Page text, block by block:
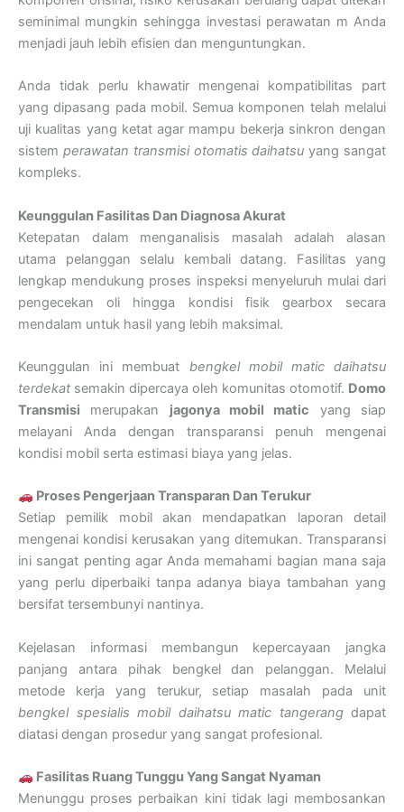
seminimal mungkin sehingga investasi perawatan m Anda
menjadi jauh lebih efisien dan menguntungkan.
Anda tidak perlu khawatir mengenai kompatibilitas part
yang dipasang pada mobil. Semua komponen telah melalui
uji kualitas yang ketat agar mampu bekerja sinkron dengan
sistem perawatan transmisi otomatis daihatsu yang sangat
kompleks.
Keunggulan Fasilitas Dan Diagnosa Akurat
Ketepatan dalam menganalisis masalah adalah alasan
utama pelanggan selalu kembali datang. Fasilitas yang
lengkap mendukung proses inspeksi menyeluruh mulai dari
pengecekan oli hingga kondisi fisik gearbox secara
mendalam untuk hasil yang lebih maksimal.
Keunggulan ini membuat bengkel mobil matic daihatsu
terdekat semakin dipercaya oleh komunitas otomotif. Domo
Transmisi merupakan jagonya mobil matic yang siap
melayani Anda dengan transparansi penuh mengenai
kondisi mobil serta estimasi biaya yang jelas.
Proses Pengerjaan Transparan Dan Terukur
Setiap pemilik mobil akan mendapatkan laporan detail
mengenai kondisi kerusakan yang ditemukan. Transparansi
ini sangat penting agar Anda memahami bagian mana saja
yang perlu diperbaiki tanpa adanya biaya tambahan yang
bersifat tersembunyi nantinya.
Kejelasan informasi membangun kepercayaan jangka
panjang antara pihak bengkel dan pelanggan. Melalui
metode kerja yang terukur, setiap masalah pada unit
bengkel spesialis mobil daihatsu matic tangerangdapat
diatasi dengan prosedur yang sangat profesional.
Fasilitas Ruang Tunggu Yang Sangat Nyaman
Menunggu proses perbaikan kini tidak lagi membosankan